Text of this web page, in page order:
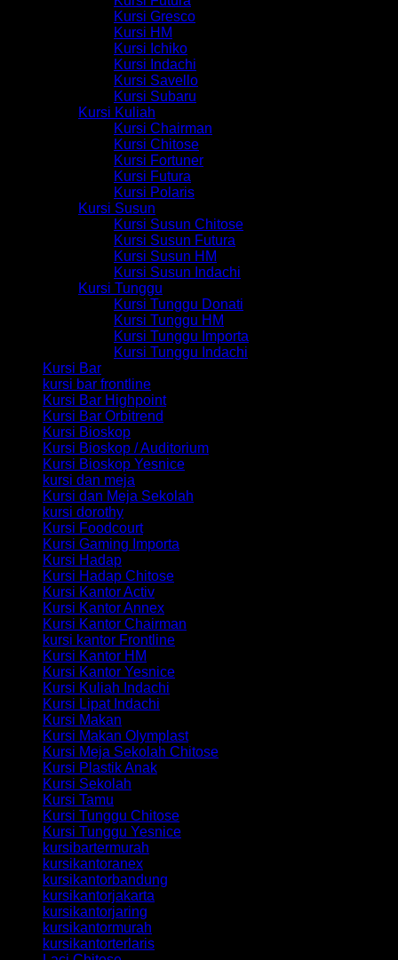
Kursi Gresco
Kursi HM
Kursi Ichiko
Kursi Indachi
Kursi Savello
Kursi Subaru
Kursi Kuliah
Kursi Chairman
Kursi Chitose
Kursi Fortuner
Kursi Futura
Kursi Polaris
Kursi Susun
Kursi Susun Chitose
Kursi Susun Futura
Kursi Susun HM
Kursi Susun Indachi
Kursi Tunggu
Kursi Tunggu Donati
Kursi Tunggu HM
Kursi Tunggu Importa
Kursi Tunggu Indachi
Kursi Bar
kursi bar frontline
Kursi Bar Highpoint
Kursi Bar Orbitrend
Kursi Bioskop
Kursi Bioskop / Auditorium
Kursi Bioskop Yesnice
kursi dan meja
Kursi dan Meja Sekolah
kursi dorothy
Kursi Foodcourt
Kursi Gaming Importa
Kursi Hadap
Kursi Hadap Chitose
Kursi Kantor Activ
Kursi Kantor Annex
Kursi Kantor Chairman
kursi kantor Frontline
Kursi Kantor HM
Kursi Kantor Yesnice
Kursi Kuliah Indachi
Kursi Lipat Indachi
Kursi Makan
Kursi Makan Olymplast
Kursi Meja Sekolah Chitose
Kursi Plastik Anak
Kursi Sekolah
Kursi Tamu
Kursi Tunggu Chitose
Kursi Tunggu Yesnice
kursibartermurah
kursikantoranex
kursikantorbandung
kursikantorjakarta
kursikantorjaring
kursikantormurah
kursikantorterlaris